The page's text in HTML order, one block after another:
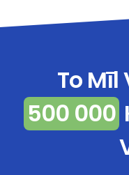
To Mīl
500 000